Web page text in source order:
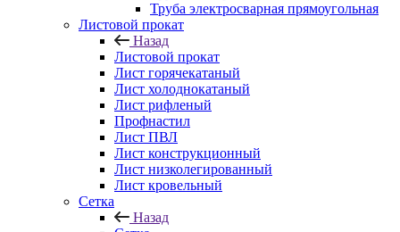
Труба электросварная прямоугольная
Листовой прокат
Назад
Листовой прокат
Лист горячекатаный
Лист холоднокатаный
Лист рифленый
Профнастил
Лист ПВЛ
Лист конструкционный
Лист низколегированный
Лист кровельный
Сетка
Назад